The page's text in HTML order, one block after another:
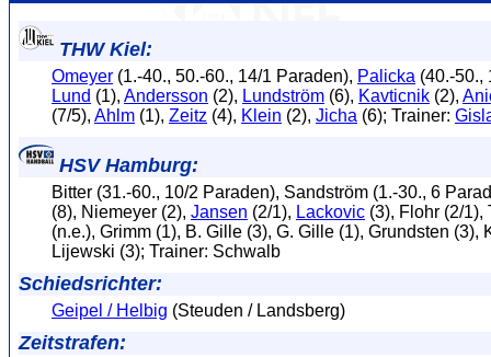
THW Kiel:
Omeyer (1.-40., 50.-60., 14/1 Paraden), Palicka (40.-50.,
Lund (1), Andersson (2), Lundström (6), Kavticnik (2),
(7/5), Ahlm (1), Zeitz (4), Klein (2), Jicha (6); Trainer:
HSV Hamburg:
Bitter (31.-60., 10/2 Paraden), Sandström (1.-30., 6
(8), Niemeyer (2), Jansen (2/1), Lackovic (3), Flohr (2/1),
(n.e.), Grimm (1), B. Gille (3), G. Gille (1), Grundsten (3),
Lijewski (3); Trainer: Schwalb
Schiedsrichter:
Geipel / Helbig (Steuden / Landsberg)
Zeitstrafen: